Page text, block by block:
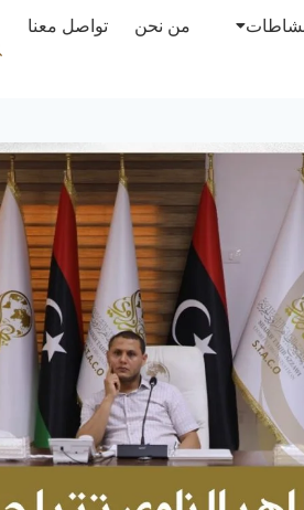
من نحن تواصل معنا